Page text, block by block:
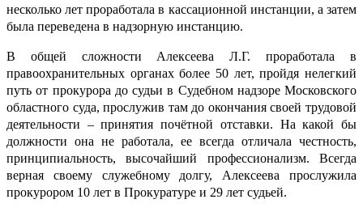
несколько лет проработала в кассационной инстанции, а затем
была переведена в надзорную инстанцию.
В общей сложности Алексеева Л.Г. проработала в
правоохранительных органах более 50 лет, пройдя нелегкий
путь от прокурора до судьи в Судебном надзоре Московского
областного суда, прослужив там до окончания своей трудовой
деятельности – принятия почётной отставки. На какой бы
должности она не работала, ее всегда отличала честность,
принципиальность, высочайший профессионализм. Всегда
верная своему служебному долгу, Алексеева прослужила
прокурором 10 лет в Прокуратуре и 29 лет судьей.